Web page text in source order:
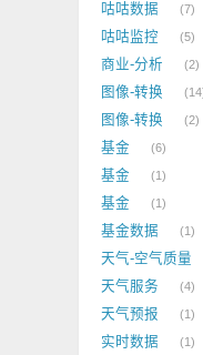
咕咕数据 7
咕咕监控 5
商业-分析 2
图像-转换 14
图像-转换 2
基金 6
基金 1
基金 1
基金数据 1
天气-空气质量
天气服务 4
天气预报 1
实时数据 1